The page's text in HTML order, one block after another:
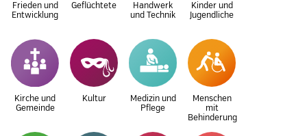
Frieden und
Entwicklung
Geflüchtete
Handwerk
und Technik
Kinder und
Jugendliche
Kirche und
Gemeinde
Kultur
Medizin und
Pflege
Menschen
mit
Behinderung